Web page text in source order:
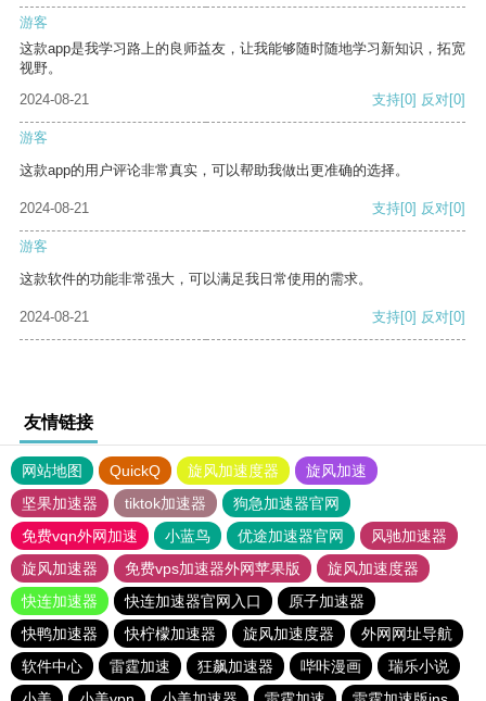
游客
这款app是我学习路上的良师益友，让我能够随时随地学习新知识，拓宽
视野。
2024-08-21
支持[0] 反对[0]
游客
这款app的用户评论非常真实，可以帮助我做出更准确的选择。
2024-08-21 支持[0] 反对[0]
游客
这款软件的功能非常强大，可以满足我日常使用的需求。
2024-08-21 支持[0] 反对[0]
友情链接
网站地图 QuickQ 旋风加速度器
旋风加速
坚果加速器
tiktok加速器
狗急加速器官网
免费vqn外网加速
小蓝鸟 优途加速器官网
风驰加速器
旋风加速器
免费vps加速器外网苹果版
旋风加速度器
快连加速器
快连加速器官网入口
原子加速器
快鸭加速器
快柠檬加速器 旋风加速度器
外网网址导航
软件中心
雷霆加速 狂飙加速器 哔咔漫画
瑞乐小说